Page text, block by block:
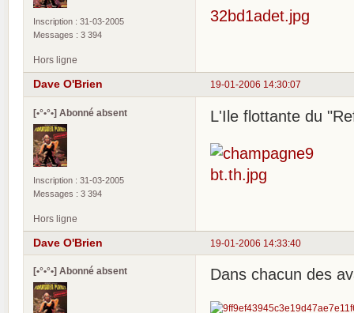
Inscription : 31-03-2005
Messages : 3 394
Hors ligne
19-01-2006 14:30:07
Dave O'Brien
[•°•°•] Abonné absent
Inscription : 31-03-2005
Messages : 3 394
L'Ile flottante du
Hors ligne
19-01-2006 14:33:40
Dave O'Brien
[•°•°•] Abonné absent Dans chacun des